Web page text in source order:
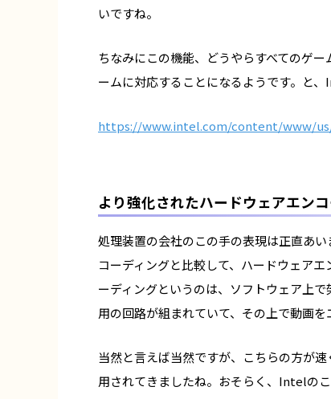
いですね。
ちなみにこの機能、どうやらすべてのゲ
ームに対応することになるようです。と
https://www.intel.com/content/www/
より強化されたハードウェアエン
処理装置の会社のこの手の表現は正直あ
コーディングと比較して、ハードウェア
ーディングというのは、ソフトウェア上
用の回路が組まれていて、その上で動画を
当然と言えば当然ですが、こちらの方が
用されてきましたね。おそらく、Intelの